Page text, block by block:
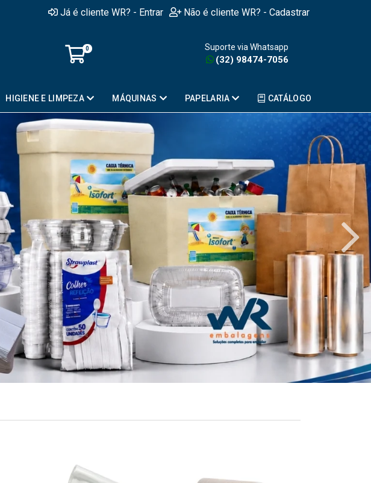
Já é cliente WR? - Entrar Não é cliente WR? - Cadastrar
0 Suporte via Whatsapp
(32) 98474-7056
HIGIENE E LIMPEZA MÁQUINAS PAPELARIA CATÁLOGO